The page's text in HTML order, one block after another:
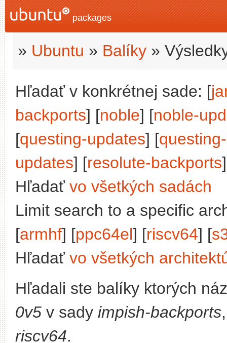
packages
» Ubuntu » Balíky »
Hľadať v konkrétnej sade: [
backports] [noble] [noble-
[questing-updates] [
updates] [resolute-backports
Hľadať vo všetkých sadách
Limit search to a specific
[armhf] [ppc64el] [riscv64] [
Hľadať vo všetkých
Hľadali ste balíky ktorých
0v5 v sady impish-backports
riscv64.